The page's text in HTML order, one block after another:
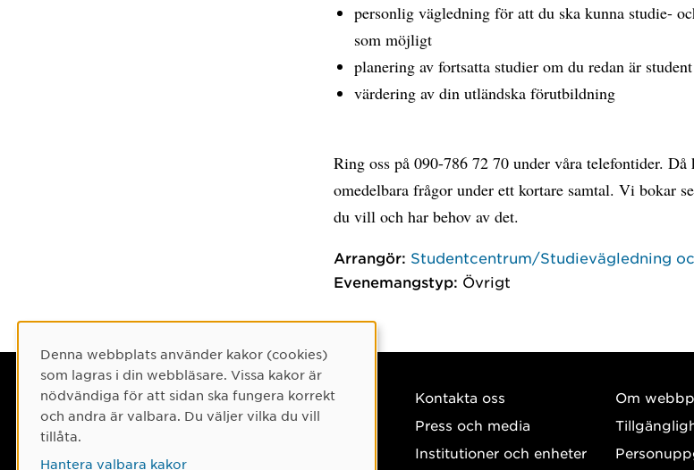
personlig vägledning för att du ska kunna studie-
som möjligt
planering av fortsatta studier om du redan är student
värdering av din utländska förutbildning
Ring oss på 090-786 72 70 under våra telefontider.
omedelbara frågor under ett kortare samtal. Vi bokar
du vill och har behov av det.
Arrangör: Studentcentrum/Studievägledning
Evenemangstyp: Övrigt
Umeå universitet
901 87 Umeå
Kontakta oss
Press och media
Institutioner och enheter
Om
Cookie-samtycke
Denna webbplats använder kakor (cookies)
som lagras i din webbläsare. Vissa kakor är
nödvändiga för att sidan ska fungera korrekt
och andra är valbara. Du väljer vilka du vill
tillåta.
Hantera valbara kakor